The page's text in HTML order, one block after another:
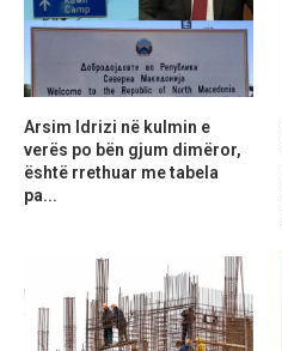
Arsim Idrizi në kulmin e
verës po bën gjum dimëror,
është rrethuar me tabela
pa...